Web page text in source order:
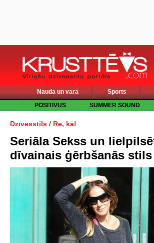
Nauda un vara Sports
POSITIVUS
SUMMER SOUND
Dzīvesstils / Re, kā!
Seriāla Sekss un
dīvainais ģērbšanās stils